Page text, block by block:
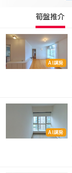
筍盤推介
AI講房
AI講房